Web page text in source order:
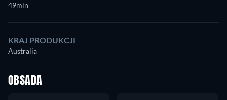
49min
KRAJ PRODUKCJI
Australia
OBSADA